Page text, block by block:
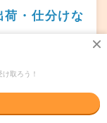
荷・仕分けな
取ろう！